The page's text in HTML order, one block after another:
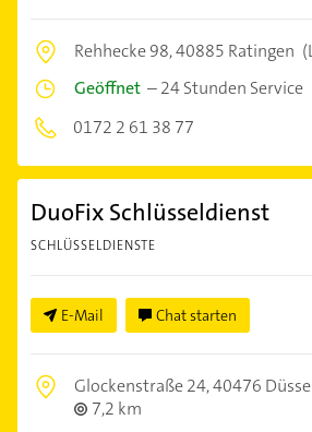
Rehhecke 98,40885 Ratingen
Geöffnet –24 Stunden Service
0172 2 61 38 77
DuoFix Schlüsseldienst
SCHLÜSSELDIENSTE
E-Mail Chat starten
Glockenstraße 24,40476
7,2 km